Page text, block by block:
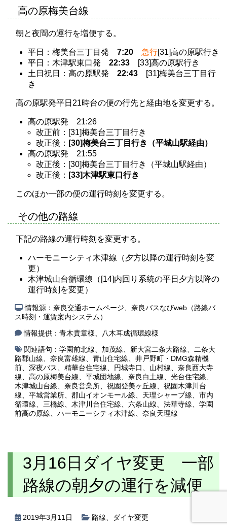
高の原梅美台線
朝と夜間の運行を増便する。
平日：梅美台三丁目発 7:20 急行[31]高の原駅行き
平日：木津駅東口発 22:33 [33]高の原駅行き
土日祝日：高の原駅発 22:43 [31]梅美台三丁目行
き
高の原駅発平日21時台の便の行先と経由地を変更する。
高の原駅発 21:26
改正前：[31]梅美台三丁目行き
改正後： [30]梅美台三丁目行き（平城山駅経由）
高の原駅発 21:55
改正後：[30]梅美台三丁目行き（平城山駅経由）
改正後： [33]木津駅東口行き
このほか一部の便の運行時刻を変更する。
その他の路線
下記の路線の運行時刻を変更する。
ハーモニーシティ木津線（夕方以降の運行時刻を変
更）
木津城山台循環線（[14]内回り系統の平日夕方以降の
運行時刻を変更）
情報源：奈良交通ホームページ、奈良バスなびweb（路線バ
ス時刻・運賃案内システム）
情報提供：青木貴章様、八木耳成循環線様
関連語句： 学園前北線 加茂線 新大宮二条大路線
二条大
路郡山線
奈良富雄線 青山住宅線
井戸野町・DMG森精機
前
深夜バス 精華台住宅線 円城寺口 山村線
奈良西大寺
線
高の原梅美台線 平城団地線 奈良白土線 光台住宅線
木津城山台線
奈良営業所 祝園登美ヶ丘線
祝園木津川台
線
平城営業所 郡山イオンモール線 天理シャープ線
市内
循環線
三橋線 木津川台住宅線 六条山線 法華寺線
学園
前高の原線
ハーモニーシティ木津線 奈良天理線
3月16日ダイヤ変更 一部
路線の朝夕の運行を減便
2019年3月11日 路線 ダイヤ変更